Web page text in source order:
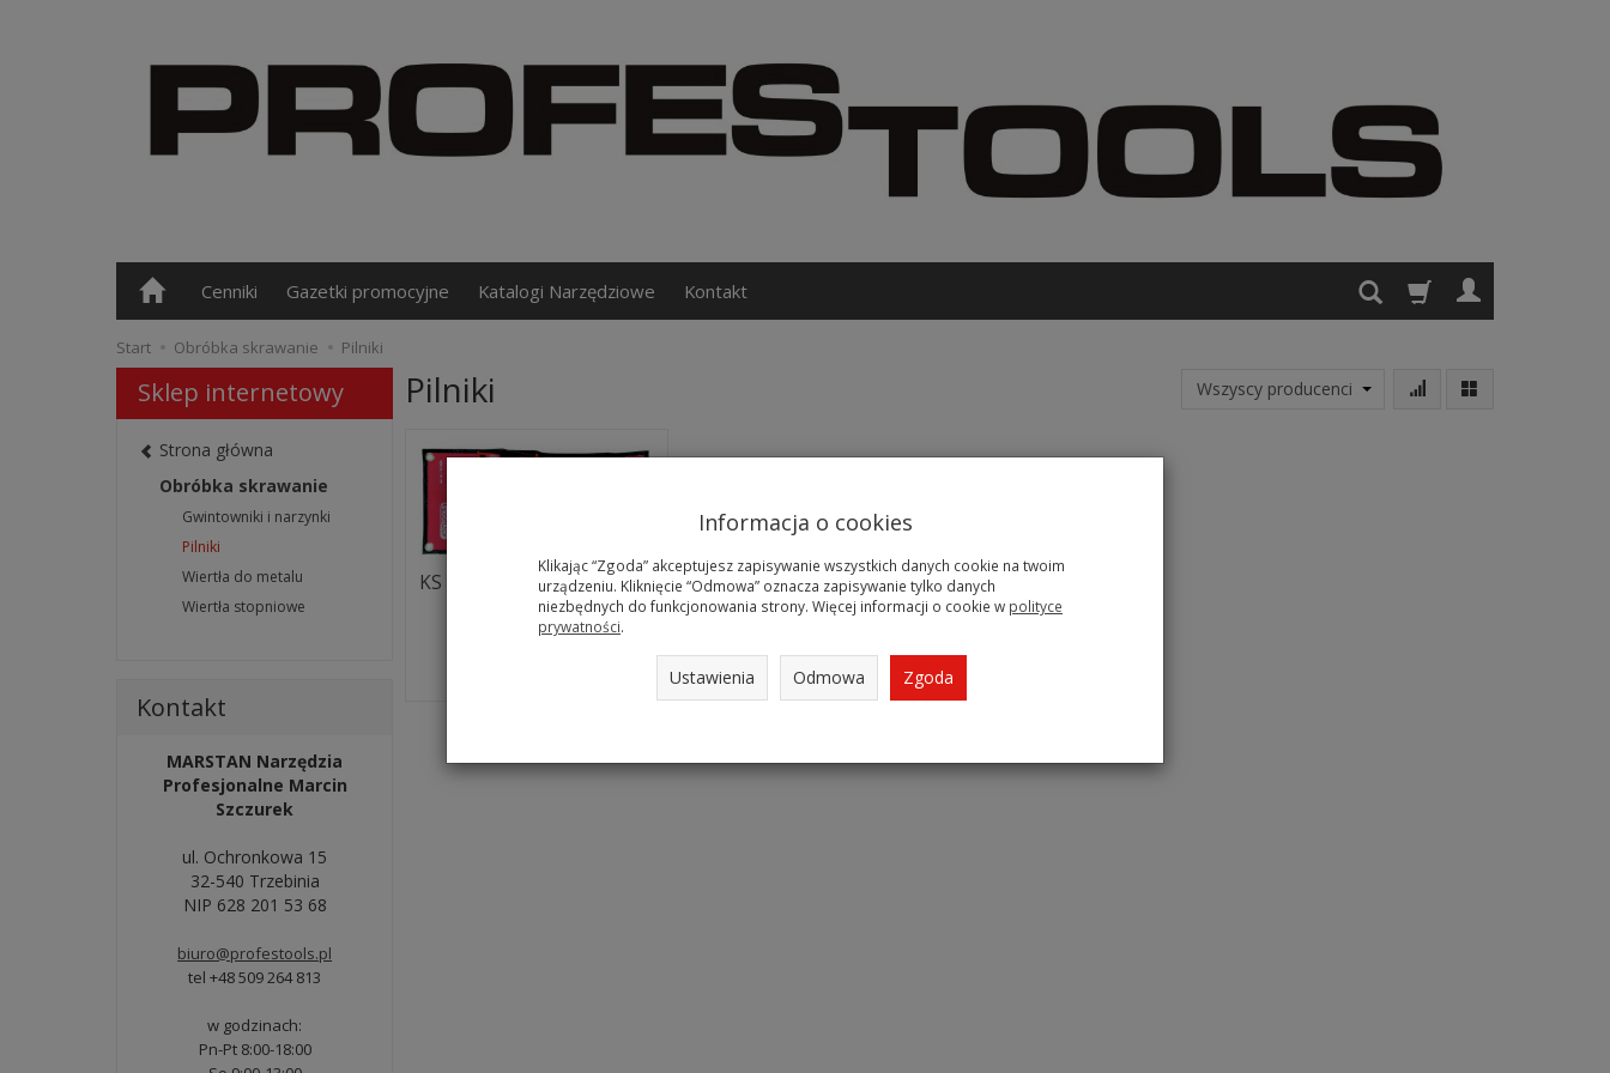
Cenniki Gazetki promocyjne Katalogi Narzędziowe Kontakt
Start Obróbka skrawanie Pilniki
Pilniki
KS TOOLS Zestaw pilników
warsztatowych 5sz.
140.3000
Sklep internetowy
Strona główna
Obróbka skrawanie
Gwintowniki i narzynki
Pilniki
Wiertła do metalu
Wiertła stopniowe
Kontakt
MARSTAN Narzędzia
Profesjonalne Marcin
Szczurek
ul. Ochronkowa 15
32-540 Trzebinia
NIP 628 201 53 68
biuro@profestools.pl
tel +48 509 264 813
w godzinach:
Pn-Pt 8:00-18:00
Informacja o cookies
Klikając “Zgoda” akceptujesz zapisywanie wszystkich danych cookie na twoim
urządzeniu. Kliknięcie “Odmowa” oznacza zapisywanie tylko danych
niezbędnych do funkcjonowania strony. Więcej informacji o cookie w polityce
prywatności.
Ustawienia Odmowa Zgoda